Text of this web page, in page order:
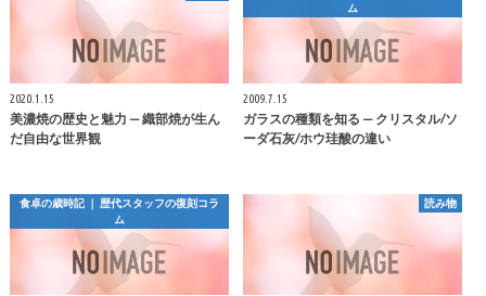
2020.1.15
美濃焼の歴史と魅力 — 織部焼が生ん
だ自由な世界観
ム
2009.7.15
ガラスの種類を知る — クリスタル/ソ
ーダ石灰/ホウ珪酸の違い
食卓の歳時記 ｜ 歴代スタッフの復刻コラ
ム
読み物